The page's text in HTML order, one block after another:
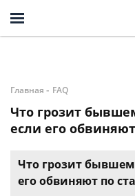
Главная - FAQ
Что грозит
если его обвиняют
Что грозит
его обвиняют по